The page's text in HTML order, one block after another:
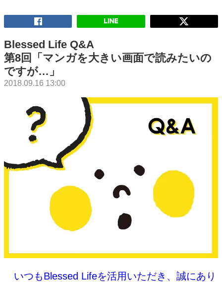
Blessed Life Q&A
第8回「マンガを大きい画面で読みたいの
ですが…」
2018.09.16 13:00
いつもBlessed Lifeを活用いただき、誠にあり